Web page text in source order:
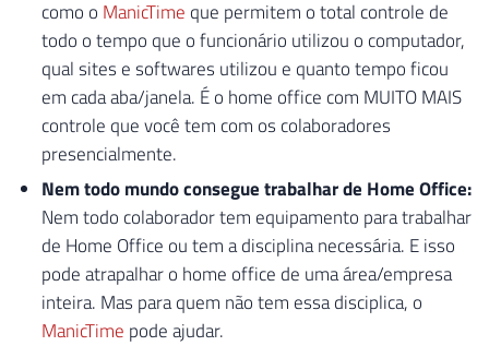
como o ManicTime que permitem o total controle de
todo o tempo que o funcionário utilizou o computador,
qual sites e softwares utilizou e quanto tempo ficou
em cada aba/janela. É o home office com MUITO MAIS
controle que você tem com os colaboradores
presencialmente.
Nem todo mundo consegue trabalhar de Home Office:
Nem todo colaborador tem equipamento para trabalhar
de Home Office ou tem a disciplina necessária. E isso
pode atrapalhar o home office de uma área/empresa
inteira. Mas para quem não tem essa disciplica, o
ManicTime pode ajudar.